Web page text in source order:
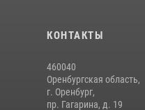
КОНТАКТЫ
460040
Оренбургская область,
г. Оренбург,
пр. Гагарина, д. 19